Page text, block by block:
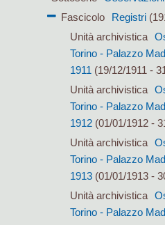
Fascicolo
Registri
Unità archivistica
Torino - Palazzo
1911 (19/12/1911 -
Unità archivistica
Torino - Palazzo
1912(01/01/1912 -
Unità archivistica
Torino - Palazzo
1913(01/01/1913 -
Unità archivistica
Torino - Palazzo